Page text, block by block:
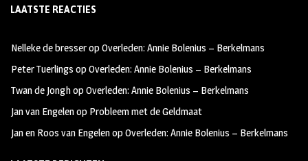
b
oo
k
ag
m
tt
LAATSTE REACTIES
Nelleke de bresseropOverleden: Annie Bolenius – Berkelmans
Peter Tuerlings opOverleden: Annie Bolenius – Berkelmans
Twan de JonghopOverleden: Annie Bolenius – Berkelmans
Jan van Engelenop Probleem met de Geldmaat
Jan en Roos van EngelenopOverleden: Annie Bolenius – Berkelmans